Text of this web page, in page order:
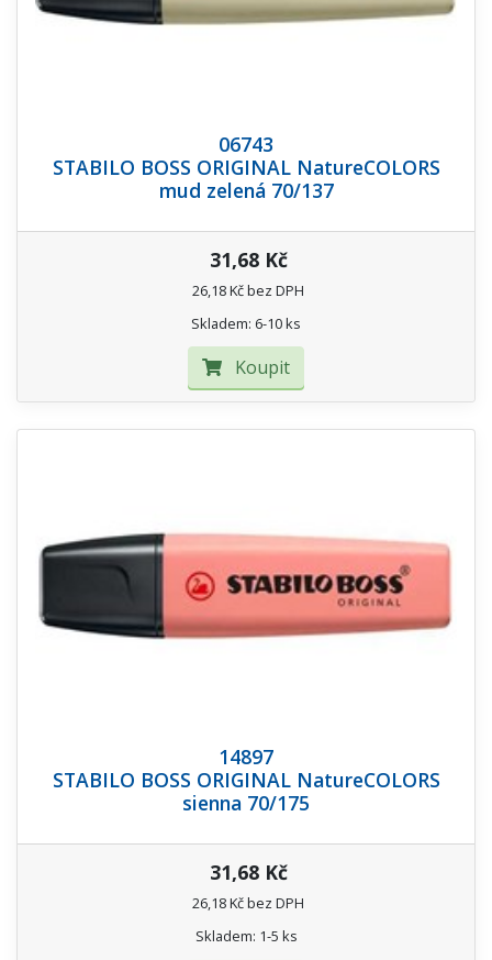
06743
STABILO BOSS ORIGINAL NatureCOLORS
mud zelená 70/137
31,68 Kč
26,18 Kč bez DPH
Skladem: 6-10 ks
Koupit
14897
STABILO BOSS ORIGINAL NatureCOLORS
sienna 70/175
31,68 Kč
26,18 Kč bez DPH
Skladem: 1-5 ks